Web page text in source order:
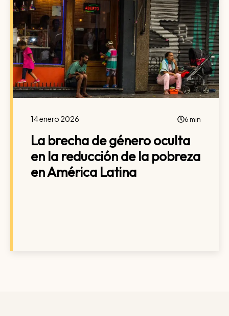
14 enero 2026 6 min
La brecha de género oculta
en la reducción de la pobreza
en América Latina